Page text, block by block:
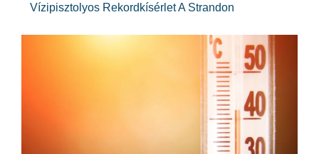
Vízipisztolyos Rekordkísérlet A Strandon